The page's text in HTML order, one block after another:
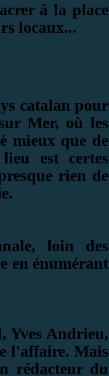
à la place
locaux...
catalan pour
Mer, où les
mieux que de
est certes
rien de
loin des
en énumérant
Yves Andrieu,
l'affaire. Mais
rédacteur du